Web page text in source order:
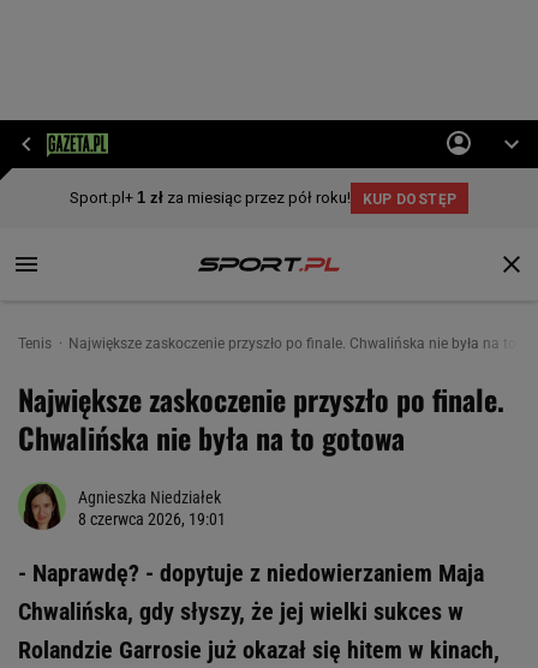
Tenis Największe zaskoczenie przyszło po finale. Chwalińska nie była na to
Największe zaskoczenie przyszło po finale.
Chwalińska nie była na to gotowa
Agnieszka Niedziałek
8 czerwca 2026, 19:01
- Naprawdę? - dopytuje z niedowierzaniem Maja
Chwalińska, gdy słyszy, że jej wielki sukces w
Rolandzie Garrosie już okazał się hitem w kinach,